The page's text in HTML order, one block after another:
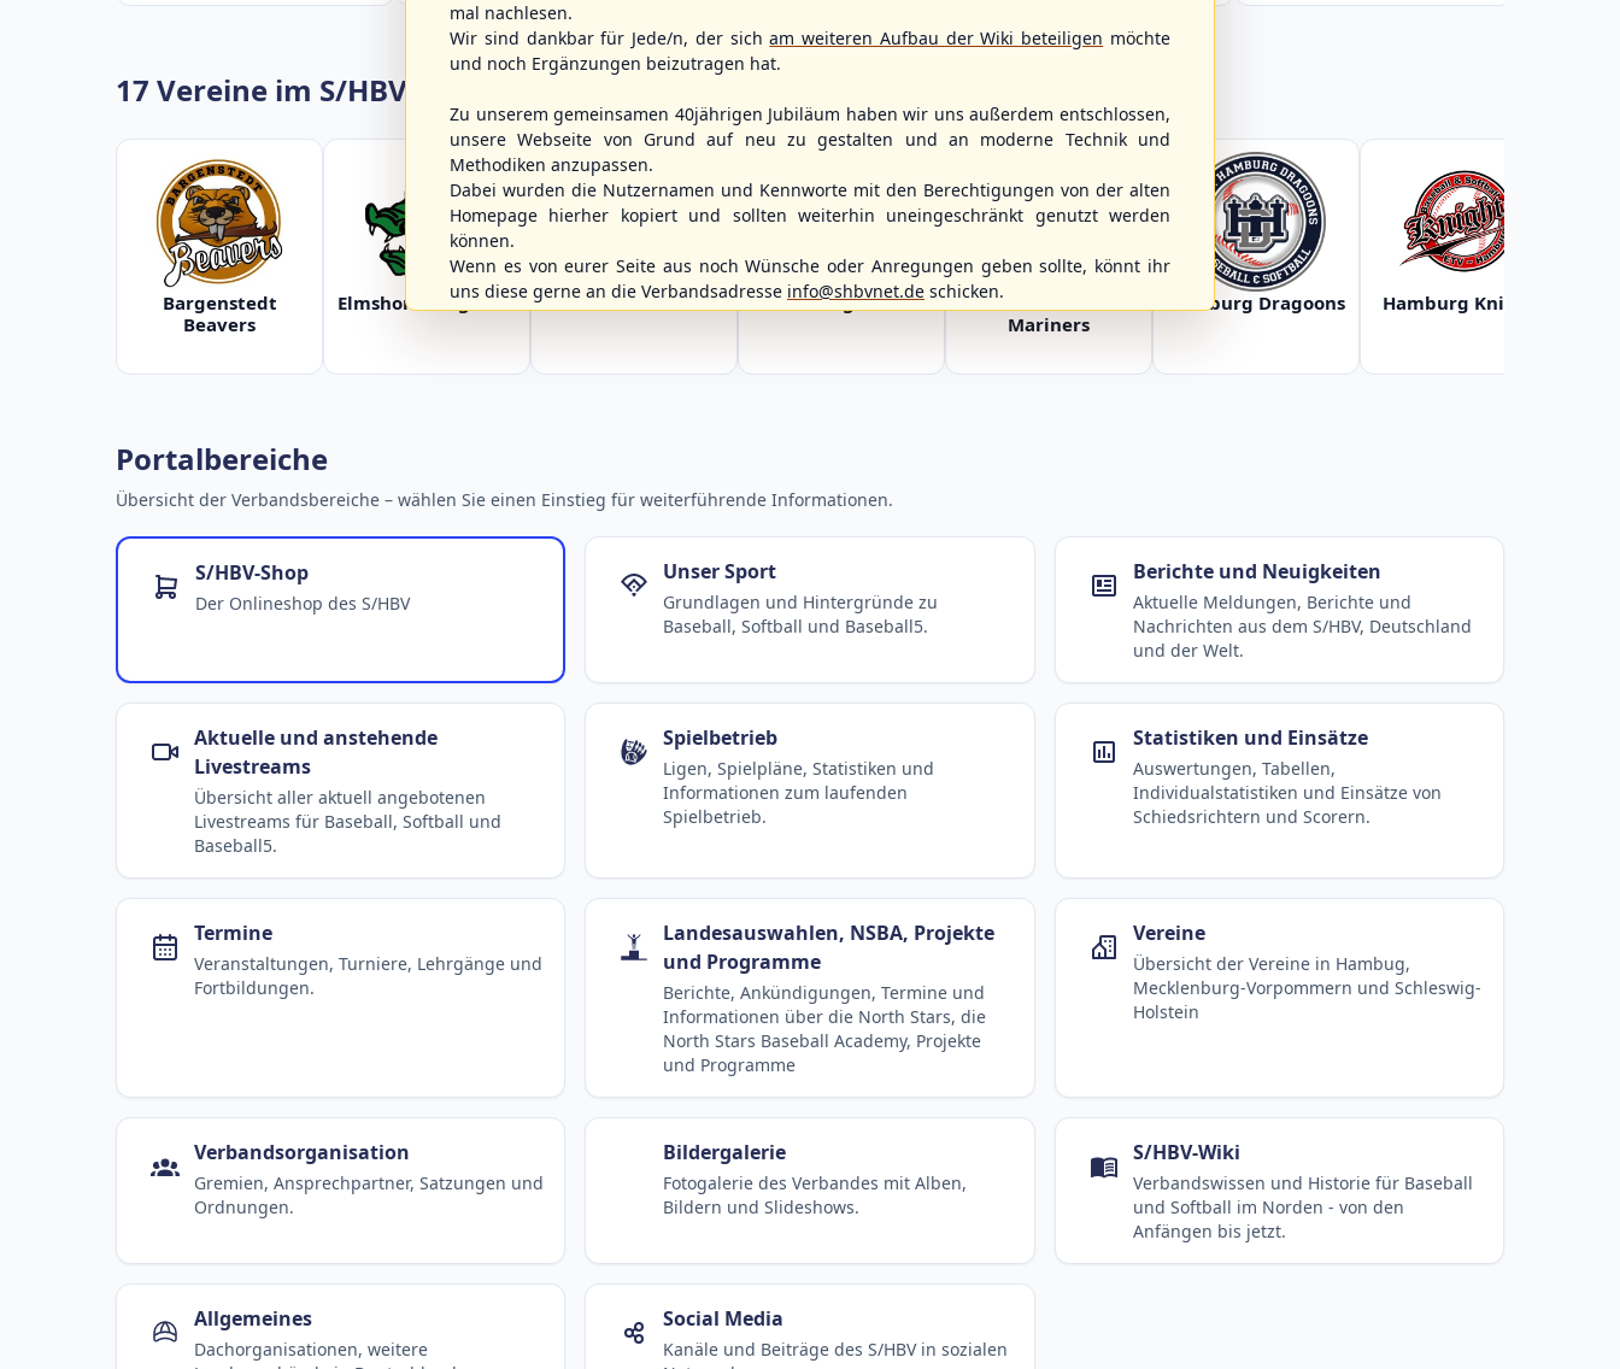
17 Vereine im S/HBV
Bargenstedt
Beavers
Elmshorn Alligators Fehmarn Islanders Flensburg Baltics
Greifswald Baltic
Mariners
Hamburg Dragoons Hamburg Knights
Portalbereiche
Übersicht der Verbandsbereiche – wählen Sie einen Einstieg für weiterführende Informationen.
S/HBV-Shop
Der Onlineshop des S/HBV
Unser Sport
Grundlagen und Hintergründe zu
Baseball, Softball und Baseball5.
Berichte und Neuigkeiten
Aktuelle Meldungen, Berichte und
Nachrichten aus dem S/HBV, Deutschland
und der Welt.
Aktuelle und anstehende
Livestreams
Übersicht aller aktuell angebotenen
Livestreams für Baseball, Softball und
Baseball5.
Spielbetrieb
Ligen, Spielpläne, Statistiken und
Informationen zum laufenden
Spielbetrieb.
Statistiken und Einsätze
Auswertungen, Tabellen,
Individualstatistiken und Einsätze von
Schiedsrichtern und Scorern.
Termine
Veranstaltungen, Turniere, Lehrgänge und
Fortbildungen.
Landesauswahlen, NSBA, Projekte
und Programme
Berichte, Ankündigungen, Termine und
Informationen über die North Stars, die
North Stars Baseball Academy, Projekte
und Programme
Vereine
Übersicht der Vereine in Hambug,
Mecklenburg-Vorpommern und Schleswig-
Holstein
Verbandsorganisation
Gremien, Ansprechpartner, Satzungen und
Ordnungen.
Bildergalerie
Fotogalerie des Verbandes mit Alben,
Bildern und Slideshows.
S/HBV-Wiki
Verbandswissen und Historie für Baseball
und Softball im Norden - von den
Anfängen bis jetzt.
Allgemeines
Dachorganisationen, weitere
Social Media
Kanäle und Beiträge des S/HBV in sozialen
mal nachlesen.
Wir sind dankbar für Jede/n, der sicham weiteren Aufbau der Wiki beteiligen möchte
und noch Ergänzungen beizutragen hat.
Zu unserem gemeinsamen 40jährigen Jubiläum haben wir uns außerdem entschlossen,
unsere Webseite von Grund auf neu zu gestalten und an moderne Technik und
Methodiken anzupassen.
Dabei wurden die Nutzernamen und Kennworte mit den Berechtigungen von der alten
Homepage hierher kopiert und sollten weiterhin uneingeschränkt genutzt werden
können.
Wenn es von eurer Seite aus noch Wünsche oder Anregungen geben sollte, könnt ihr
uns diese gerne an die Verbandsadresse info@shbvnet.de schicken.